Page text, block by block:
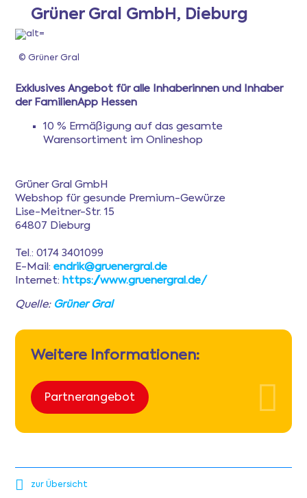
Anmeldung
Mitgliederbereich
FAQ
Grüner Gral GmbH, Dieburg
© Grüner Gral
Exklusives Angebot für alle Inhaberinnen und Inhaber
der FamilienApp Hessen
10 % Ermäßigung auf das gesamte
Warensortiment im Onlineshop
Grüner Gral GmbH
Webshop für gesunde Premium-Gewürze
Lise-Meitner-Str. 15
64807 Dieburg
Tel.: 0174 3401099
E-Mail:endrik@gruenergral.de
Internet: https://www.gruenergral.de/
Quelle: Grüner Gral
Weitere Informationen:
Partnerangebot
zur Übersicht